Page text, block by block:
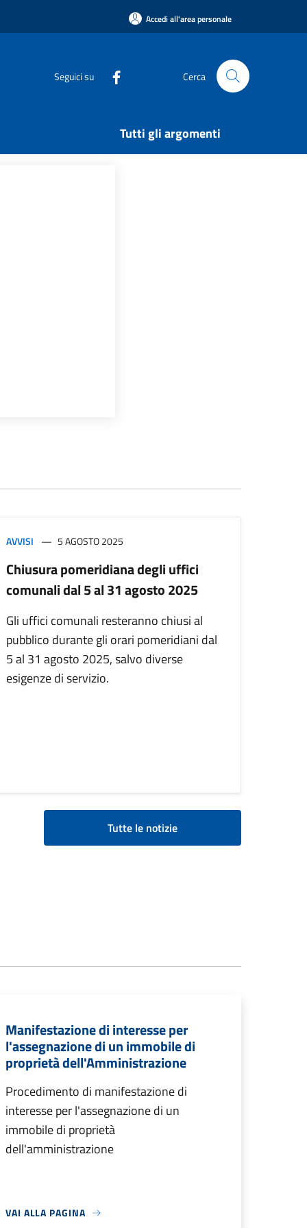
Accedi all'area personale
Seguici su Cerca
Tutti gli argomenti
AVVISI 5 AGOSTO 2025
Chiusura pomeridiana degli uffici
comunali dal 5 al 31 agosto 2025
Gli uffici comunali resteranno chiusi al
pubblico durante gli orari pomeridiani dal
5 al 31 agosto 2025, salvo diverse
esigenze di servizio.
Tutte le notizie
Manifestazione di interesse per
l'assegnazione di un immobile di
proprietà dell'Amministrazione
Procedimento di manifestazione di
interesse per l'assegnazione di un
immobile di proprietà
dell'amministrazione
VAI ALLA PAGINA